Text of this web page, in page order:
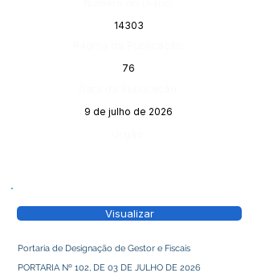
14303
76
9 de julho de 2026
Visualizar
Portaria de Designação de Gestor e Fiscais
PORTARIA Nº 102, DE 03 DE JULHO DE 2026